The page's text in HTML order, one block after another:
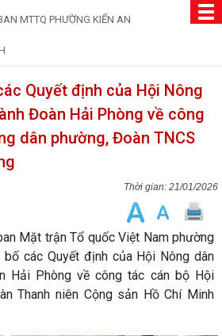
MTTQ PHƯỜNG KIẾN AN
Quyết định của Hội Nông
Đoàn Hải Phòng về công
dân phường, Đoàn TNCS
21/01/2026
Mặt trận Tổ quốc Việt Nam phường
các Quyết định của Hội Nông dân
Hải Phòng về công tác cán bộ Hội
Thanh niên Cộng sản Hồ Chí Minh